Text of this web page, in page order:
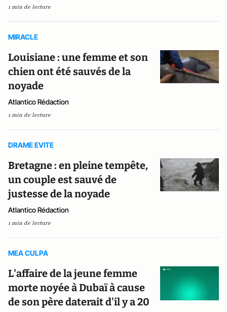
1 min de lecture
MIRACLE
Louisiane : une femme et son
chien ont été sauvés de la
noyade
Atlantico Rédaction
1 min de lecture
DRAME EVITE
Bretagne : en pleine tempête,
un couple est sauvé de
justesse de la noyade
Atlantico Rédaction
1 min de lecture
MEA CULPA
L'affaire de la jeune femme
morte noyée à Dubaï à cause
de son père daterait d'il y a 20